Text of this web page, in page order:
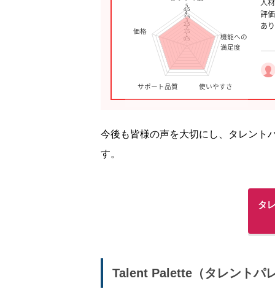
今後も皆様の声を大切にし、タレント
す。
タ
Talent Palette（タレントパ